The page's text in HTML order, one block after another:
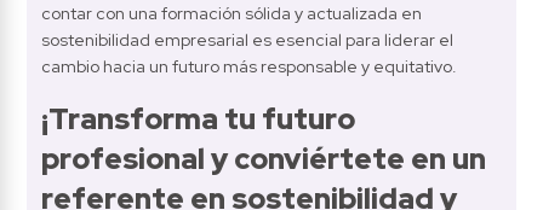
contar con una formación sólida y actualizada en
sostenibilidad empresarial es esencial para liderar el
cambio hacia un futuro más responsable y equitativo.
¡Transforma tu futuro
profesional y conviértete en un
referente en sostenibilidad y